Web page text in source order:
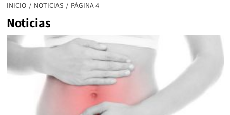
INICIO NOTICIAS PÁGINA 4
Noticias